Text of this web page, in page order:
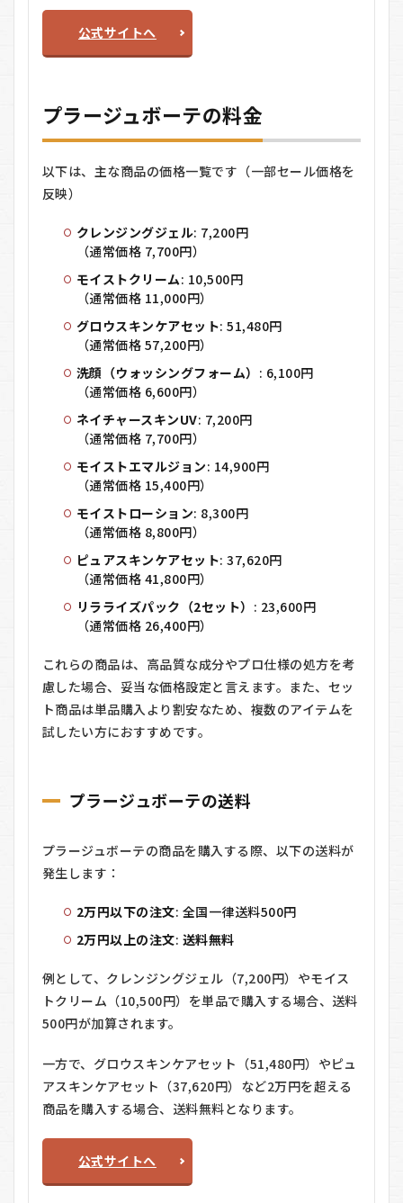
公式サイトへ
プラージュボーテの料金
以下は、主な商品の価格一覧です（一部セール価格を
反映）
クレンジングジェル: 7,200円
（通常価格 7,700円）
モイストクリーム: 10,500円
（通常価格 11,000円）
グロウスキンケアセット: 51,480円
（通常価格 57,200円）
洗顔（ウォッシングフォーム） : 6,100円
（通常価格 6,600円）
ネイチャースキンUV: 7,200円
（通常価格 7,700円）
モイストエマルジョン: 14,900円
（通常価格 15,400円）
モイストローション: 8,300円
（通常価格 8,800円）
ピュアスキンケアセット: 37,620円
（通常価格 41,800円）
リラライズパック（2セット） : 23,600円
（通常価格 26,400円）
これらの商品は、高品質な成分やプロ仕様の処方を考
慮した場合、妥当な価格設定と言えます。また、セッ
ト商品は単品購入より割安なため、複数のアイテムを
試したい方におすすめです。
プラージュボーテの送料
プラージュボーテの商品を購入する際、以下の送料が
発生します：
2万円以下の注文: 全国一律送料500円
2万円以上の注文: 送料無料
例として、クレンジングジェル（7,200円）やモイス
トクリーム（10,500円）を単品で購入する場合、送料
500円が加算されます。
一方で、グロウスキンケアセット（51,480円）やピュ
アスキンケアセット（37,620円）など2万円を超える
商品を購入する場合、送料無料となります。
公式サイトへ